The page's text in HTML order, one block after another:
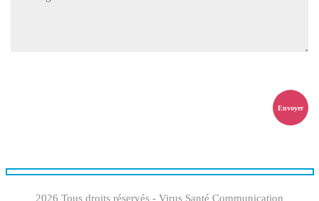
2026 Tous droits réservés - Virus Santé Communication